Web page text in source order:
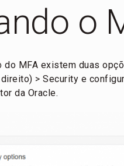
o
do MFA existem duas
> Security e
da Oracle.